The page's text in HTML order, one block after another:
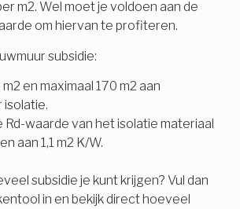
m2. Wel moet je voldoen aan de
om hiervan te profiteren.
subsidie:
m2 en maximaal 170 m2 aan
isolatie.
Rd-waarde van het isolatie materiaal
aan 1,1 m2 K/W.
subsidie je kunt krijgen? Vul dan
in en bekijk direct hoeveel